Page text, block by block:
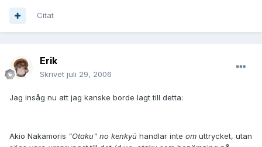
Citat
Erik
Skrivet juli 29, 2006
Jag insåg nu att jag kanske borde lagt till detta:
Akio Nakamoris "Otaku" no kenkyū handlar inte om uttrycket, utan